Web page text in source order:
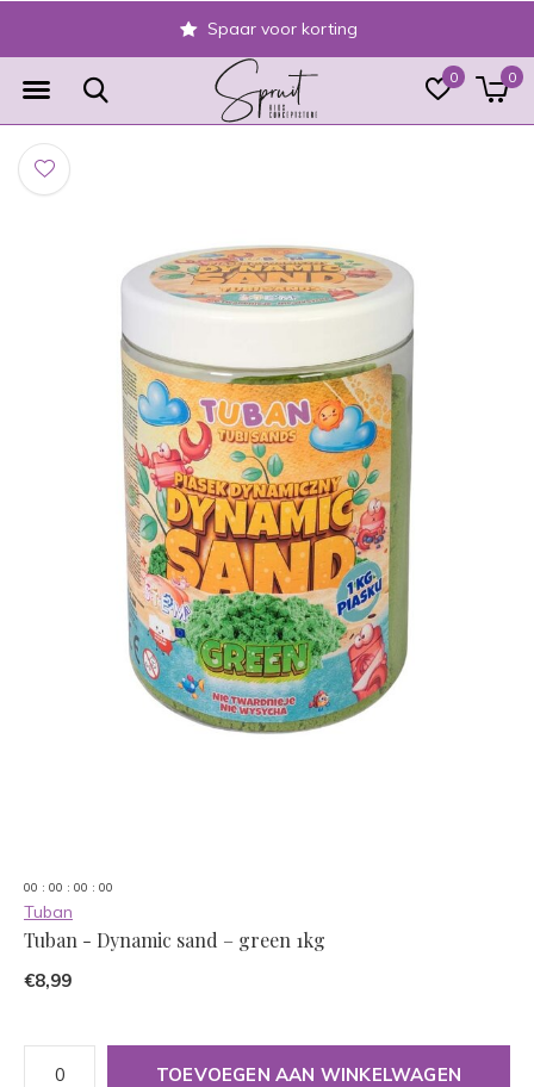
0 0
Spaar voor korting
00 : 00 : 00 : 00
Tuban
Tuban - Dynamic sand – green 1kg
€8,99
TOEVOEGEN AAN WINKELWAGEN